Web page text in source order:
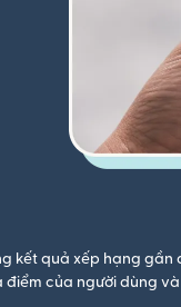
quả xếp hạng
điểm của người dùng